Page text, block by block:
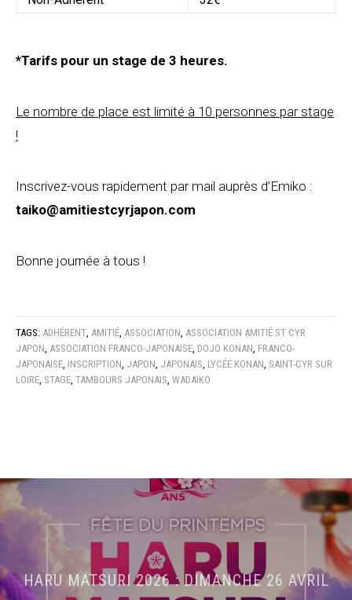
*Tarifs pour un stage de 3 heures.
Le nombre de place est limité à 10 personnes par stage
!
Inscrivez-vous rapidement par mail auprès d’Emiko :
taiko@amitiestcyrjapon.com
Bonne journée à tous !
TAGS: ADHÉRENT AMITIÉ ASSOCIATION ASSOCIATION AMITIÉ ST CYR
JAPON ASSOCIATION FRANCO-JAPONAISE DOJO KONAN FRANCO-
JAPONAISE INSCRIPTION JAPON JAPONAIS LYCÉE KONAN SAINT-CYR SUR
LOIRE STAGE TAMBOURS JAPONAIS WADAIKO
HARU MATSURI 2026 : DIMANCHE 26 AVRIL